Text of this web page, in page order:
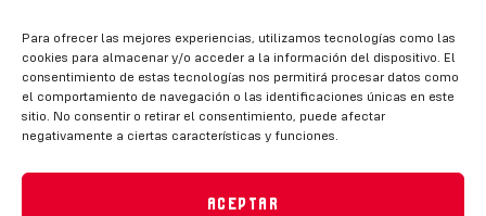
Para ofrecer las mejores experiencias, utilizamos tecnologías como las
cookies para almacenar y/o acceder a la información del dispositivo. El
consentimiento de estas tecnologías nos permitirá procesar datos como
el comportamiento de navegación o las identificaciones únicas en este
sitio. No consentir o retirar el consentimiento, puede afectar
negativamente a ciertas características y funciones.
Aceptar
Síguenos